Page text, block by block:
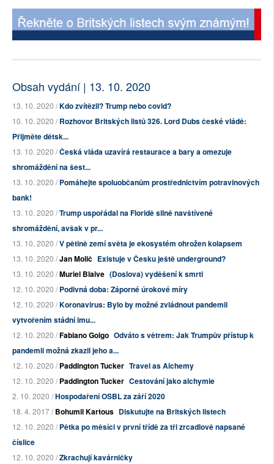
Obsah vydání | 13. 10. 2020
13. 10. 2020 /Kdo zvítězil? Trump nebo covid?
10. 10. 2020 /Rozhovor Britských listů 326. Lord Dubs české vládě:
Přijměte dětsk...
13. 10. 2020 /Česká vláda uzavírá restaurace a bary a omezuje
shromáždění na šest...
13. 10. 2020 /Pomáhejte spoluobčanům prostřednictvím potravinových
bank!
13. 10. 2020 /Trump uspořádal na Floridě silně navštívené
shromáždění, avšak v pr...
13. 10. 2020 /V pětině zemí světa je ekosystém ohrožen kolapsem
13. 10. 2020 /Jan Molič Existuje v Česku ještě underground?
13. 10. 2020 /Muriel Blaive (Doslova) vyděšení k smrti
12. 10. 2020 /Podivná doba: Záporné úrokové míry
12. 10. 2020 /Koronavirus: Bylo by možné zvládnout pandemii
vytvořením stádní imu...
12. 10. 2020 /Fabiano Golgo Odváto s větrem: Jak Trumpův přístup k
pandemii možná zkazil jeho a...
12. 10. 2020 /Paddington Tucker Travel as Alchemy
12. 10. 2020 /Paddington Tucker Cestování jako alchymie
2. 10. 2020 /Hospodaření OSBL za září 2020
18. 4. 2017 /Bohumil Kartous Diskutujte na Britských listech
12. 10. 2020 /Pětka po měsíci v první třídě za tři zrcadlově napsané
číslice
12. 10. 2020 /Zkrachují kavárničky